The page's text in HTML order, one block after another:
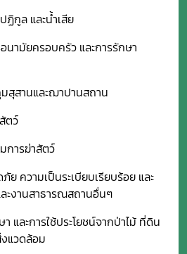
ฏิกูล และน้ำเสีย
นามัยครอบครัว และการรักษา
สุสานและฌาปานสถาน
ตว์
การฆ่าสัตว์
ย ความเป็นระเบียบเรียบร้อย และ
ะงานสาธารณสถานอื่นๆ
และการใช้ประโยชน์จากป่าไม้ ที่ดิน
แวดล้อม